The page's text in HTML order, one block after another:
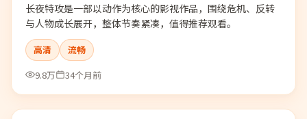
长夜特攻是一部以动作为核心的影视作品，围绕危机、反转
与人物成长展开，整体节奏紧凑，值得推荐观看。
高清
流畅
9.8万
34个月前
99:38